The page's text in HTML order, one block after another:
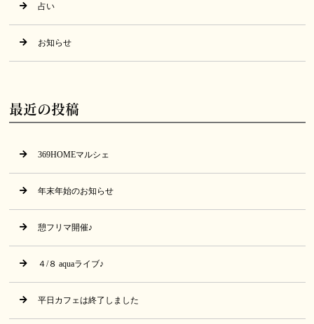
占い
お知らせ
最近の投稿
369HOMEマルシェ
年末年始のお知らせ
憩フリマ開催♪
４/８ aquaライブ♪
平日カフェは終了しました